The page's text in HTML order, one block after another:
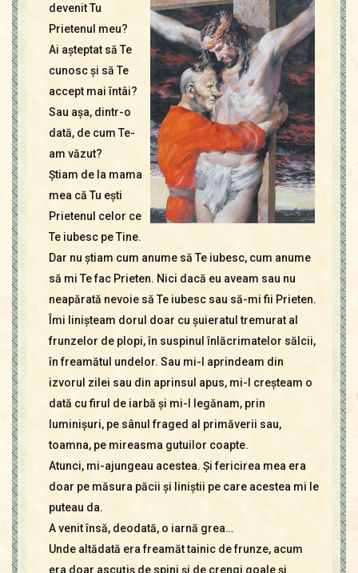
Glosar
Repere
devenit Tu
Prietenul meu?
Ai aşteptat să Te
cunosc şi să Te
accept mai întâi?
Sau aşa, dintr-o
dată, de cum Te-
am văzut?
Ştiam de la mama
mea că Tu eşti
Prietenul celor ce
Te iubesc pe Tine.
Dar nu ştiam cum anume să Te iubesc, cum anume
să mi Te fac Prieten. Nici dacă eu aveam sau nu
neapărată nevoie să Te iubesc sau să-mi fii Prieten.
Îmi linişteam dorul doar cu şuieratul tremurat al
frunzelor de plopi, în suspinul înlăcrimatelor sălcii,
în freamătul undelor. Sau mi-l aprindeam din
izvorul zilei sau din aprinsul apus, mi-l creşteam o
dată cu firul de iarbă şi mi-l legănam, prin
luminişuri, pe sânul fraged al primăverii sau,
toamna, pe mireasma gutuilor coapte.
Atunci, mi-ajungeau acestea. Şi fericirea mea era
doar pe măsura păcii şi liniştii pe care acestea mi le
puteau da.
A venit însă, deodată, o iarnă grea…
Unde altădată era freamăt tainic de frunze, acum
era doar ascuţiş de spini şi de crengi goale şi